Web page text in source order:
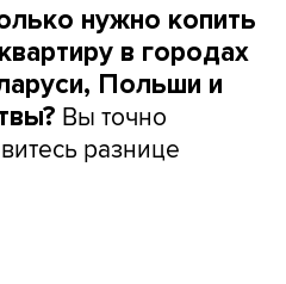
нужно копить
в городах
Польши и
Вы точно
разнице